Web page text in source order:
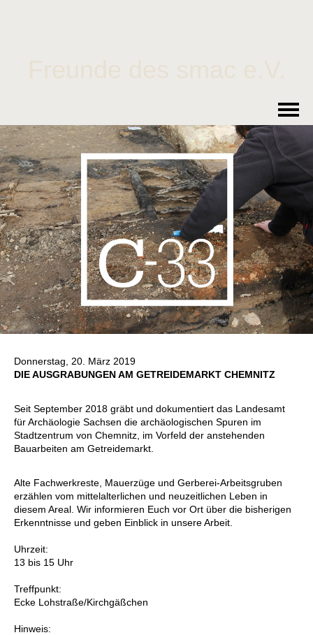
Donnerstag, 20. März 2019
DIE AUSGRABUNGEN AM GETREIDEMARKT CHEMNITZ
Seit September 2018 gräbt und dokumentiert das Landesamt
für Archäologie Sachsen die archäologischen Spuren im
Stadtzentrum von Chemnitz, im Vorfeld der anstehenden
Bauarbeiten am Getreidemarkt.
Alte Fachwerkreste, Mauerzüge und Gerberei-Arbeitsgruben
erzählen vom mittelalterlichen und neuzeitlichen Leben in
diesem Areal. Wir informieren Euch vor Ort über die bisherigen
Erkenntnisse und geben Einblick in unsere Arbeit.
Uhrzeit:
13 bis 15 Uhr
Treffpunkt:
Ecke Lohstraße/Kirchgäßchen
Hinweis: